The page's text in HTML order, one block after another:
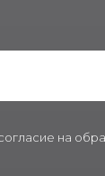
на